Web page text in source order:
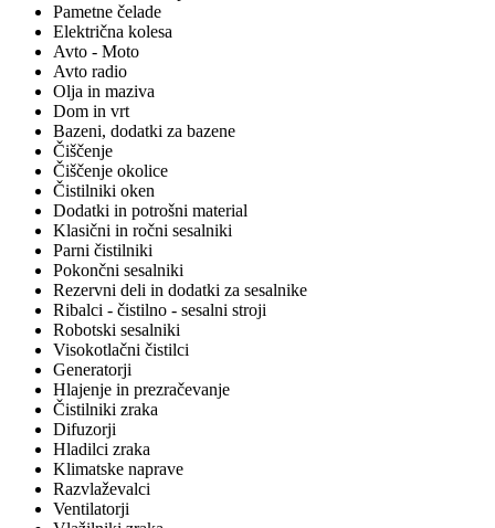
Pametne čelade
Električna kolesa
Avto - Moto
Avto radio
Olja in maziva
Dom in vrt
Bazeni, dodatki za bazene
Čiščenje
Čiščenje okolice
Čistilniki oken
Dodatki in potrošni material
Klasični in ročni sesalniki
Parni čistilniki
Pokončni sesalniki
Rezervni deli in dodatki za sesalnike
Ribalci - čistilno - sesalni stroji
Robotski sesalniki
Visokotlačni čistilci
Generatorji
Hlajenje in prezračevanje
Čistilniki zraka
Difuzorji
Hladilci zraka
Klimatske naprave
Razvlaževalci
Ventilatorji